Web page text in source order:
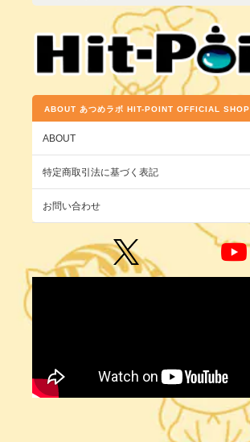
ABOUT あつめラボ HIT-POINT OFFICIAL SHOP
ABOUT
特定商取引法に基づく表記
お問い合わせ